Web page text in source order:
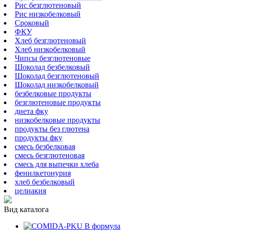
Рис безглютеновый
Рис низкобелковый
Сроковый
ФКУ
Хлеб безглютеновый
Хлеб низкобелковый
Чипсы безглютеновые
Шоколад безбелковый
Шоколад безглютеновый
Шоколад низкобелковый
безбелковые продукты
безглютеновые продукты
диета фку
низкобелковые продукты
продукты без глютена
продукты фку
смесь безбелковая
смесь безглютеновая
смесь для выпечки хлеба
фенилкетонурия
хлеб безбелковый
целиакия
Вид каталога